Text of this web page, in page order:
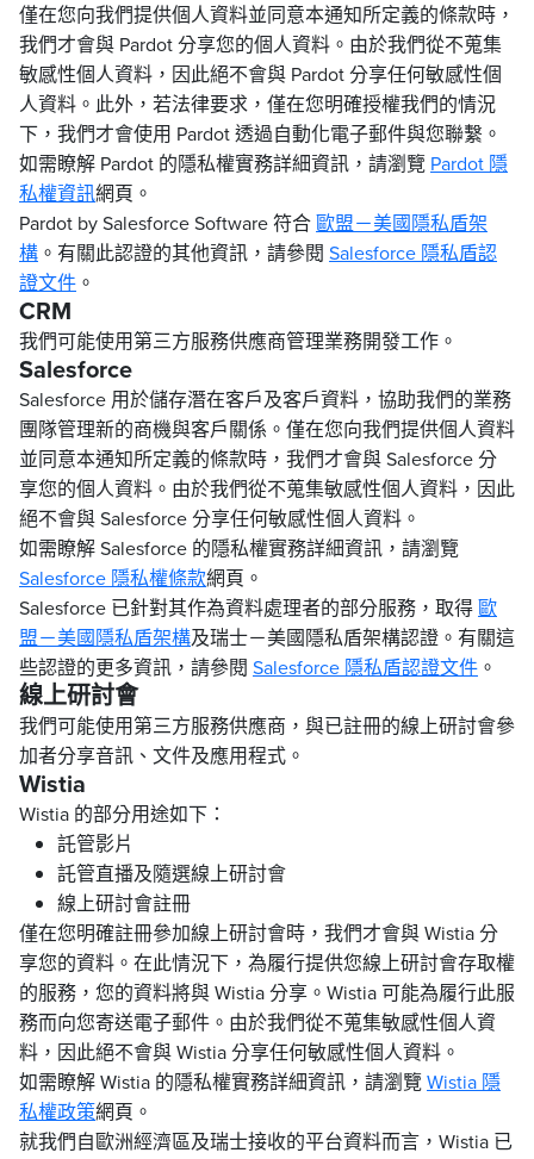
僅在您向我們提供個人資料並同意本通知所定義的條款時，
我們才會與 Pardot 分享您的個人資料。由於我們從不蒐集
敏感性個人資料，因此絕不會與 Pardot 分享任何敏感性個
人資料。此外，若法律要求，僅在您明確授權我們的情況
下，我們才會使用 Pardot 透過自動化電子郵件與您聯繫。
如需瞭解 Pardot 的隱私權實務詳細資訊，請瀏覽 Pardot 隱
私權資訊網頁。
Pardot by Salesforce Software 符合歐盟－美國隱私盾架
構 。有關此認證的其他資訊，請參閱 Salesforce 隱私盾認
證文件 。
CRM
我們可能使用第三方服務供應商管理業務開發工作。
Salesforce
Salesforce 用於儲存潛在客戶及客戶資料，協助我們的業務
團隊管理新的商機與客戶關係。僅在您向我們提供個人資料
並同意本通知所定義的條款時，我們才會與 Salesforce 分
享您的個人資料。由於我們從不蒐集敏感性個人資料，因此
絕不會與 Salesforce 分享任何敏感性個人資料。
如需瞭解 Salesforce 的隱私權實務詳細資訊，請瀏覽
Salesforce 隱私權條款網頁。
Salesforce 已針對其作為資料處理者的部分服務，取得歐
盟－美國隱私盾架構及瑞士－美國隱私盾架構認證。有關這
些認證的更多資訊，請參閱 Salesforce 隱私盾認證文件 。
線上研討會
我們可能使用第三方服務供應商，與已註冊的線上研討會參
加者分享音訊、文件及應用程式。
Wistia
Wistia 的部分用途如下：
託管影片
託管直播及隨選線上研討會
線上研討會註冊
僅在您明確註冊參加線上研討會時，我們才會與 Wistia 分
享您的資料。在此情況下，為履行提供您線上研討會存取權
的服務，您的資料將與 Wistia 分享。Wistia 可能為履行此服
務而向您寄送電子郵件。由於我們從不蒐集敏感性個人資
料，因此絕不會與 Wistia 分享任何敏感性個人資料。
如需瞭解 Wistia 的隱私權實務詳細資訊，請瀏覽Wistia 隱
私權政策網頁。
就我們自歐洲經濟區及瑞士接收的平台資料而言，Wistia 已